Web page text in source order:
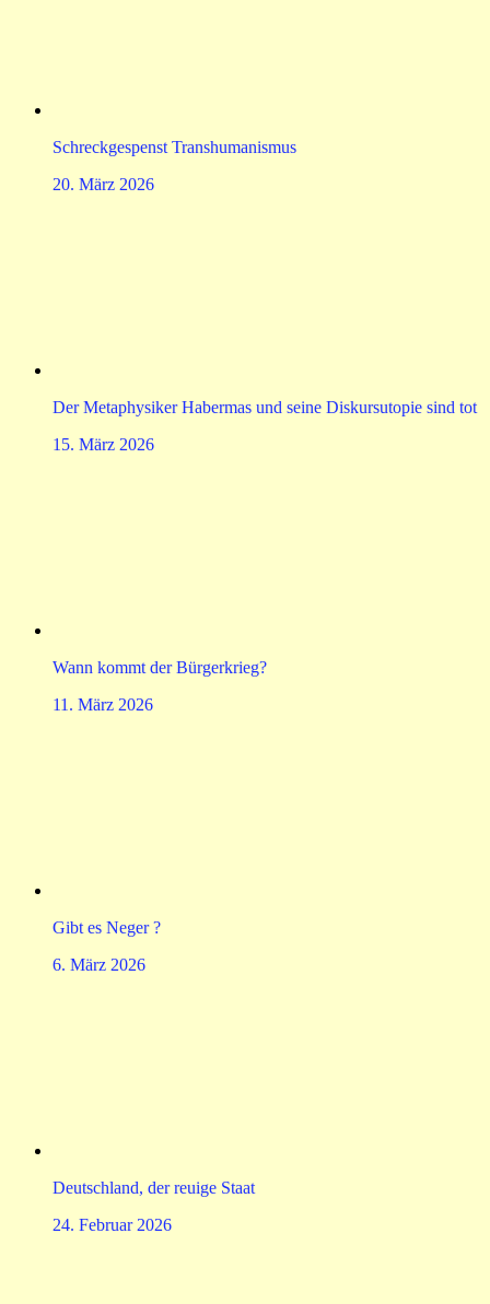
Schreckgespenst Transhumanismus
20. März 2026
Der Metaphysiker Habermas und seine Diskursutopie sind tot
15. März 2026
Wann kommt der Bürgerkrieg?
11. März 2026
Gibt es Neger ?
6. März 2026
Deutschland, der reuige Staat
24. Februar 2026